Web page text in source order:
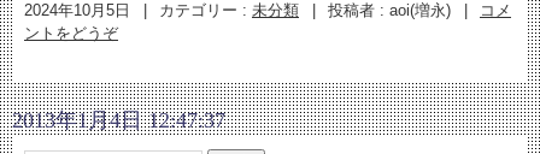
2024年10月5日 カテゴリー : 未分類 投稿者 : aoi(増永)
コメ
ントをどうぞ
2013年1月4日 12:47:37